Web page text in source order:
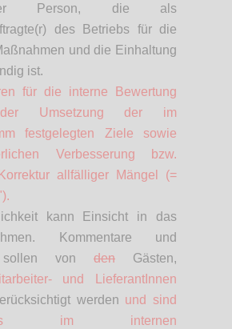
Person, die als
des Betriebs für die
und die Einhaltung
ist.
für die interne Bewertung
der Umsetzung der im
festgelegten Ziele sowie
Verbesserung bzw.
allfälliger Mängel (=
kann Einsicht in das
Kommentare und
sollen von den Gästen,
und
LieferantInnen
werden und sind
im internen